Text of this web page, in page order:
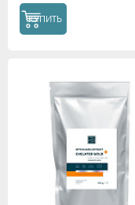
КУПИТЬ